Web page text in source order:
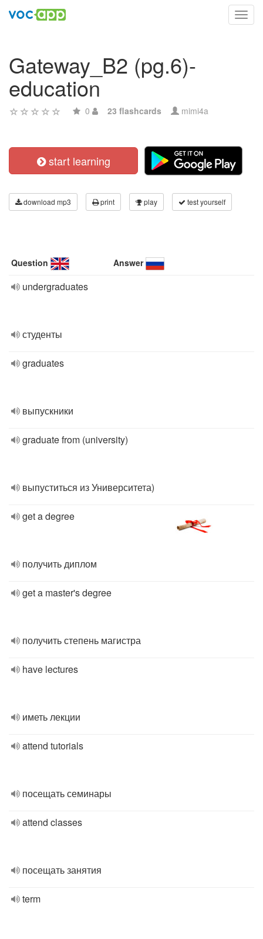
Gateway_B2 (pg.6)-
education
0 23 flashcards mimi4a
start learning
download mp3 print play test yourself
Question Answer
undergraduates
студенты
graduates
выпускники
graduate from (university)
выпуститься из Университета)
get a degree
получить диплом
get a master's degree
получить степень магистра
have lectures
иметь лекции
attend tutorials
посещать семинары
attend classes
посещать занятия
term